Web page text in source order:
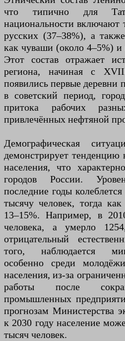
что типично для
национальности включают
русских (37–38%), а
как чуваши (около 4–5%)
Этот состав отражает
региона, начиная с
появились первые деревни
в советский период,
притока рабочих
привлечённых нефтяной
Демографическая
демонстрирует тенденцию
населения, что
городов России.
последние годы
тысячу человек, тогда
13–15%. Например, в
человека, а умерло
отрицательный
того, наблюдается
особенно среди
населения, из-за
работы после
промышленных
прогнозам Министерства
к 2030 году население
тысяч человек.